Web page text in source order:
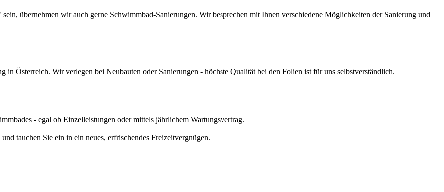
übernehmen wir auch gerne Schwimmbad-Sanierungen. Wir besprechen mit Ihnen verschiedene Möglichkeiten der Sanierung und
Österreich. Wir verlegen bei Neubauten oder Sanierungen - höchste Qualität bei den Folien ist für uns selbstverständlich.
- egal ob Einzelleistungen oder mittels jährlichem Wartungsvertrag.
tauchen Sie ein in ein neues, erfrischendes Freizeitvergnügen.